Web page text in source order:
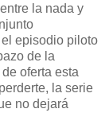
la nada y
episodio piloto
de la
oferta esta
la serie
no dejará